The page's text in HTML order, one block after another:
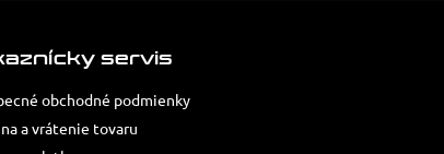
servis
obchodné podmienky
a vrátenie tovaru